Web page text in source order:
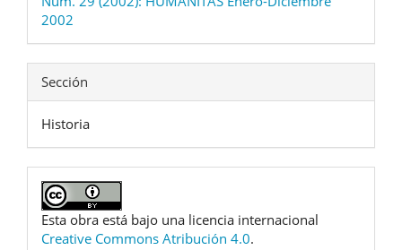
2002
Sección
Historia
Esta obra está bajo una licencia internacional
Creative Commons Atribución 4.0.